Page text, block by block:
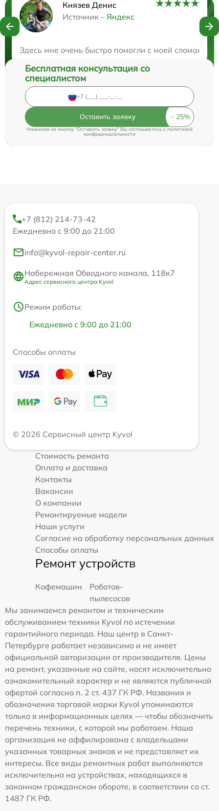
Князев Денис
Источник – Яндекс
Здесь мне очень быстро помогли с моей
Нужна консультация?
Бесплатная консультация со
специалистом
Оставить заявку
Нажимая на кнопку "Оставить заявку" Вы соглашаетесь cполитикой
конфиденциальности
+7 (812) 214-73-42
Ежедневно с 9:00 до 21:00
info@kyvol-repair-center.ru
Набережная Обводного канала, 118к7
Адрес сервисного центра Kyvol
Режим работы:
Ежедневно с 9:00 до 21:00
Способы оплаты
© 2026 Сервисный центр Kyvol
Стоимость ремонта
Оплата и доставка
Контакты
Вакансии
О компании
Ремонтируемые модели
Наши услуги
Согласие на обработку персональных данных
Способы оплаты
Ремонт устройств
Кофемашин
Роботов-
пылесосов
Мы занимаемся ремонтом и техническим
обслуживанием техники Kyvol по истечении
гарантийного периода. Наш центр в Санкт-
Петербурге работает независимо и не имеет
официальной авторизации от производителя. Цены
на ремонт, указанные на сайте, носят исключительно
ознакомительный характер и не являются публичной
офертой согласно п. 2 ст. 437 ГК РФ. Названия и
обозначения торговой марки Kyvol упоминаются
только в информационных целях — чтобы обозначить
перечень техники, с которой мы работаем. Наша
организация не аффилирована с владельцами
указанных товарных знаков и не представляет их
интересы. Все виды ремонтных работ выполняются
исключительно на устройствах, находящихся в
законном гражданском обороте, в соответствии со ст.
1487 ГК РФ.